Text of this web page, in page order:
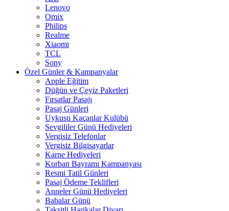
Lenovo
Omix
Philips
Realme
Xiaomi
TCL
Sony
Özel Günler & Kampanyalar
Apple Eğitim
Düğün ve Çeyiz Paketleri
Fırsatlar Pasajı
Pasaj Günleri
Uykusu Kaçanlar Kulübü
Sevgililer Günü Hediyeleri
Vergisiz Telefonlar
Vergisiz Bilgisayarlar
Karne Hediyeleri
Kurban Bayramı Kampanyası
Resmi Tatil Günleri
Pasaj Ödeme Teklifleri
Anneler Günü Hediyeleri
Babalar Günü